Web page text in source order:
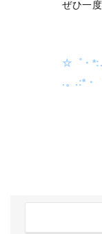
ぜひ一
☆゜・
.。.:*・